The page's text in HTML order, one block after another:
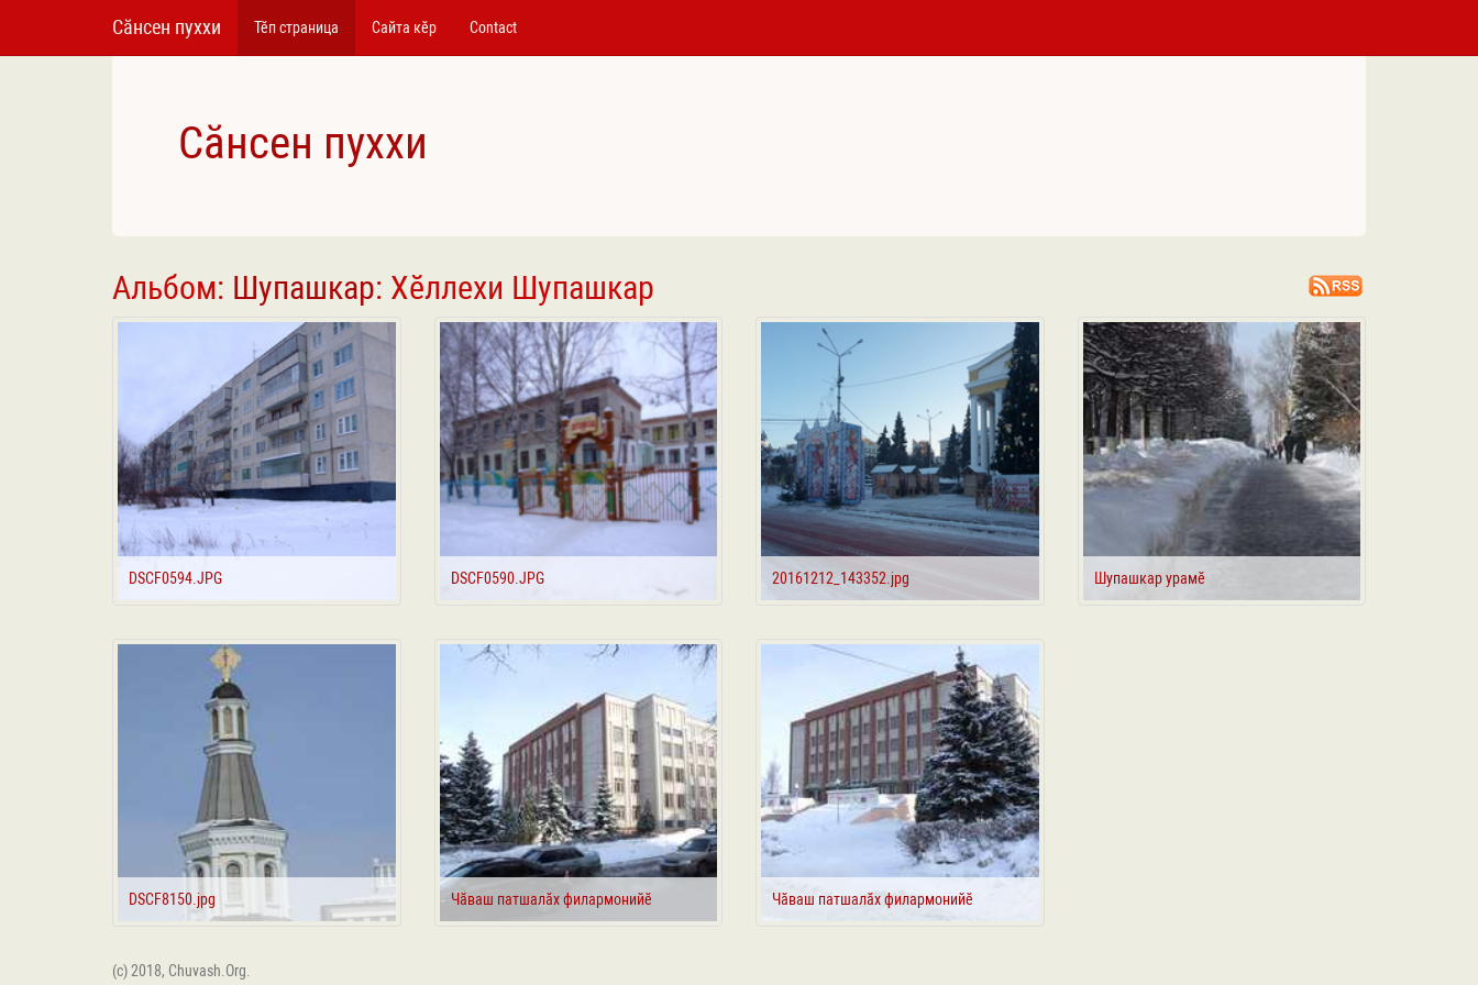
Сӑнсен пуххи Тӗп страница Сайта кӗр Contact
Сӑнсен пуххи
Альбом: Шупашкар: Хӗллехи Шупашкар
DSCF0594.JPG DSCF0590.JPG 20161212_143352.jpg Шупашкар урамӗ
DSCF8150.jpg Чӑваш патшалӑх филармонийӗ Чӑваш патшалӑх филармонийӗ
(c) 2018, Chuvash.Org.